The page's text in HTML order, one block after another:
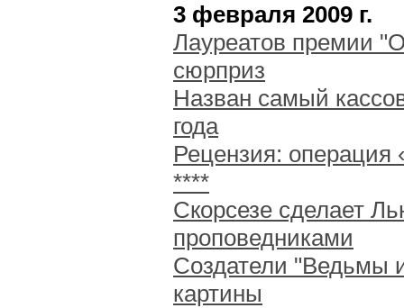
3 февраля 2009 г.
Лауреатов премии
сюрприз
Назван самый
года
Рецензия: операция
****
Скорсезе сделает
проповедниками
Создатели "Ведьмы
картины